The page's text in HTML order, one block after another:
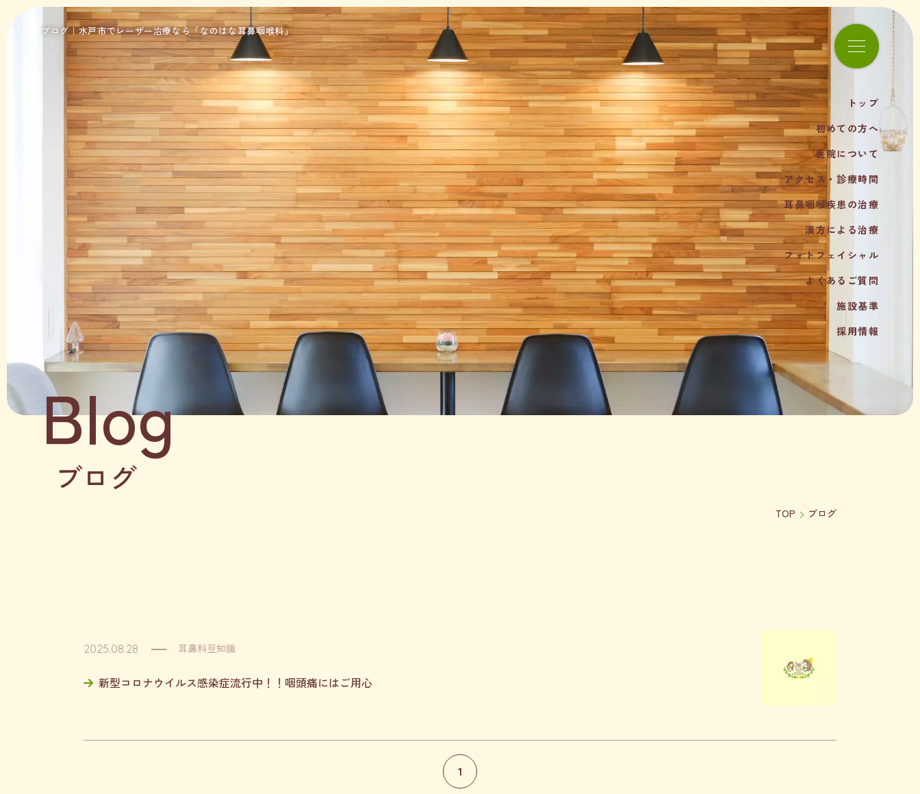
トップ
初めての方へ
医院について
アクセス・診療時間
耳鼻咽喉疾患の治療
漢方による治療
フォトフェイシャル
よくあるご質問
施設基準
採用情報
ブログ｜水戸市でレーザー治療なら「なのはな耳鼻咽喉科」
Blog
ブログ
TOP ブログ
2025.08.28 耳鼻科豆知識
新型コロナウイルス感染症流行中！！咽頭痛にはご用心
1